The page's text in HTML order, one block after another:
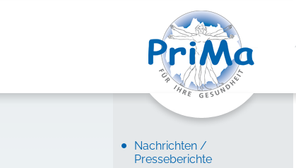
Nachrichten /
Presseberichte